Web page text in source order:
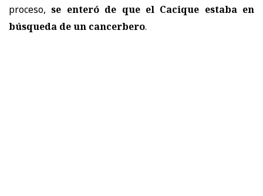
proceso,se enteró de que el Cacique estaba en
búsqueda de un cancerbero.